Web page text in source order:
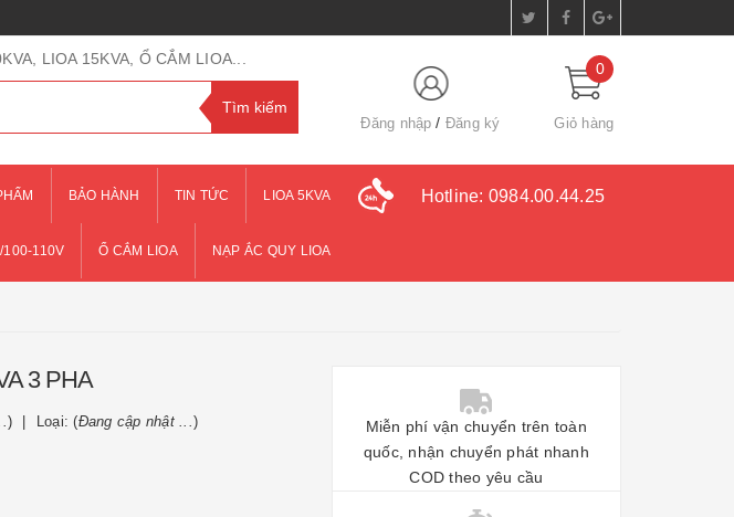
LIOA 15KVA, Ổ CẮM LIOA...
Đăng nhập Đăng ký
0
Giỏ hàng
BẢO HÀNH TIN TỨC LIOA 5KVA
110V Ổ CẮM LIOA NẠP ẮC QUY LIOA
Hotline: 0984.00.44.25
3 PHA
) Loại: (Đang cập nhật ...)
Miễn phí vận chuyển trên toàn
quốc, nhận chuyển phát nhanh
COD theo yêu cầu